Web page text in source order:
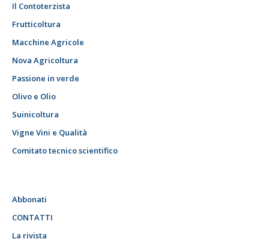
Il Contoterzista
Frutticoltura
Macchine Agricole
Nova Agricoltura
Passione in verde
Olivo e Olio
Suinicoltura
Vigne Vini e Qualità
Comitato tecnico scientifico
Abbonati
CONTATTI
La rivista